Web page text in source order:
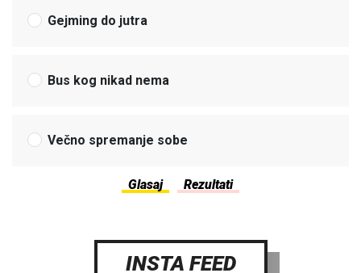
Gejming do jutra
Bus kog nikad nema
Večno spremanje sobe
INSTA FEED